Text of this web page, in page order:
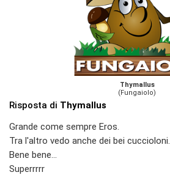
Thymallus
(Fungaiolo)
Risposta di Thymallus
Grande come sempre Eros.
Tra l'altro vedo anche dei bei cuccioloni.
Bene bene...
Superrrrr